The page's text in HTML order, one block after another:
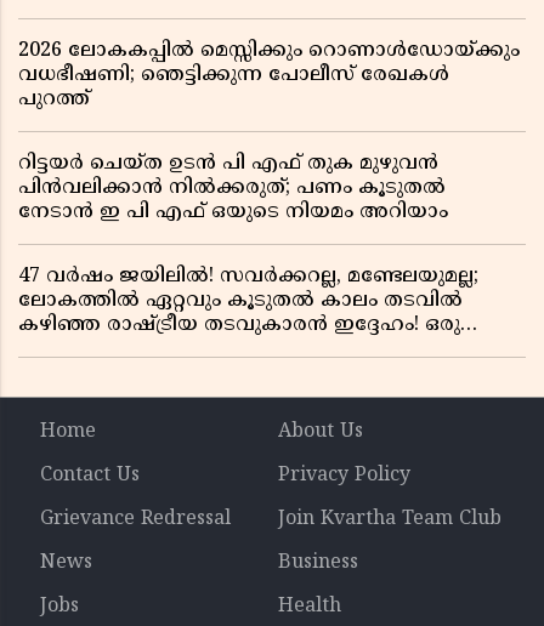
2026 ലോകകപ്പിൽ മെസ്സിക്കും റൊണാൾഡോയ്ക്കും
വധഭീഷണി; ഞെട്ടിക്കുന്ന പോലീസ് രേഖകൾ
പുറത്ത്
റിട്ടയർ ചെയ്ത ഉടൻ പി എഫ് തുക മുഴുവൻ
പിൻവലിക്കാൻ നിൽക്കരുത്; പണം കൂടുതൽ
നേടാൻ ഇ പി എഫ് ഒയുടെ നിയമം അറിയാം
47 വർഷം ജയിലിൽ! സവർക്കറല്ല, മണ്ടേലയുമല്ല;
ലോകത്തിൽ ഏറ്റവും കൂടുതൽ കാലം തടവിൽ
കഴിഞ്ഞ രാഷ്ട്രീയ തടവുകാരൻ ഇദ്ദേഹം! ഒരു
Home
About Us
Contact Us
Privacy Policy
Grievance Redressal
Join Kvartha Team Club
News
Business
Jobs
Health